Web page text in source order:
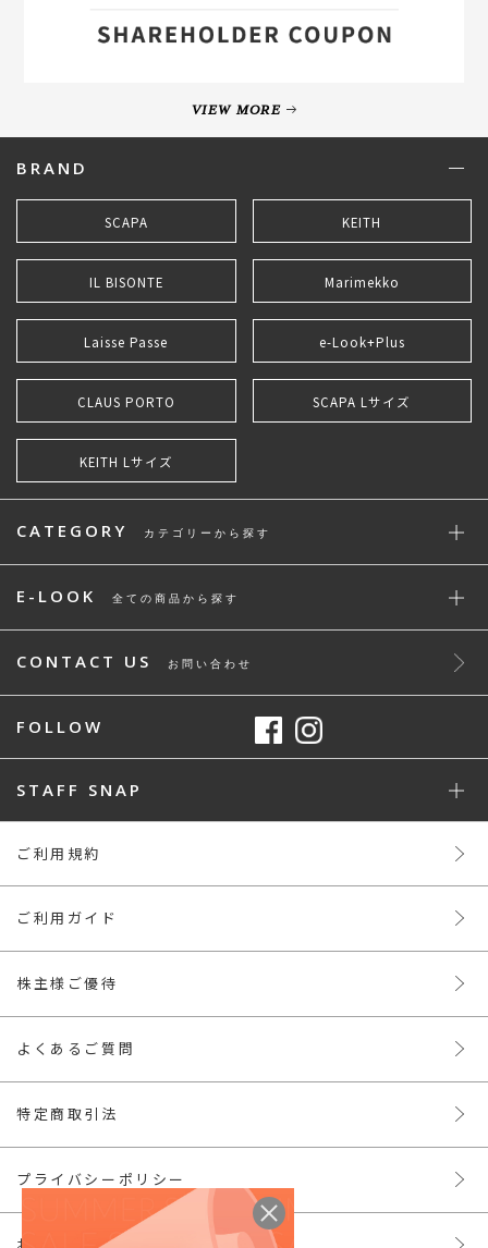
VIEW MORE
BRAND
SCAPA KEITH
IL BISONTE Marimekko
Laisse Passe e-Look+Plus
CLAUS PORTO SCAPA Lサイズ
KEITH Lサイズ
CATEGORY カテゴリーから探す
E-LOOK 全ての商品から探す
CONTACT US お問い合わせ
FOLLOW
STAFF SNAP
ご利用規約
ご利用ガイド
株主様ご優待
よくあるご質問
特定商取引法
プライバシーポリシー